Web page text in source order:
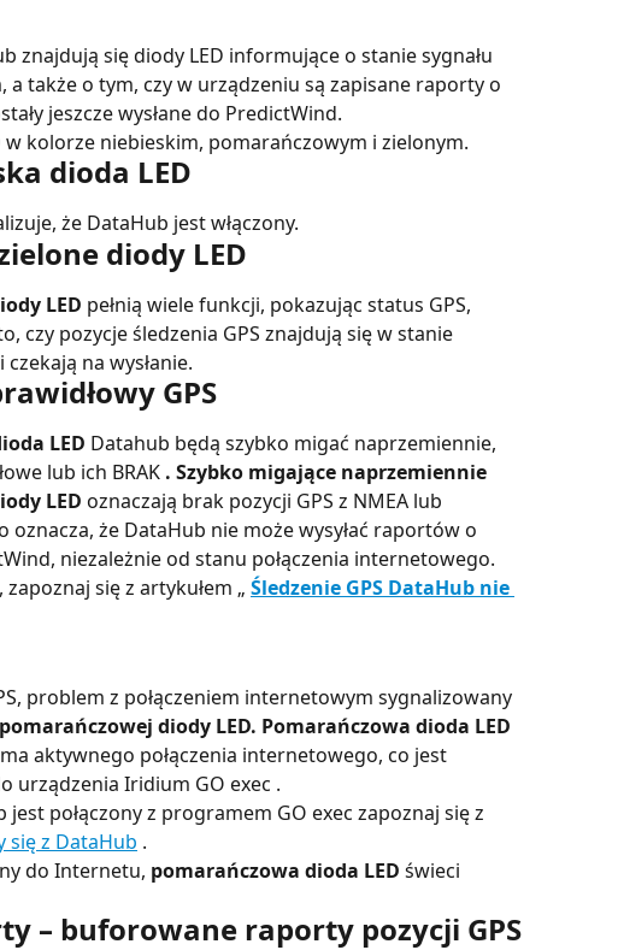
znajdują się diody LED informujące o stanie sygnału
a także o tym, czy w urządzeniu są zapisane raporty o
jeszcze wysłane do PredictWind.
w kolorze niebieskim, pomarańczowym i zielonym.
dioda LED
że DataHub jest włączony.
diody LED
LED pełnią wiele funkcji, pokazując status GPS,
czy pozycje śledzenia GPS znajdują się w stanie
na wysłanie.
GPS
LED Datahub będą szybko migać naprzemiennie,
lub ich BRAK . Szybko migające naprzemiennie
LED oznaczają brak pozycji GPS z NMEA lub
oznacza, że DataHub nie może wysyłać raportów o
niezależnie od stanu połączenia internetowego.
się z artykułem „ Śledzenie GPS DataHub nie
problem z połączeniem internetowym sygnalizowany
diody LED. Pomarańczowa dioda LED
aktywnego połączenia internetowego, co jest
urządzenia Iridium GO exec .
połączony z programem GO exec zapoznaj się z
się z DataHub .
do Internetu, pomarańczowa dioda LED świeci
– buforowane raporty pozycji GPS